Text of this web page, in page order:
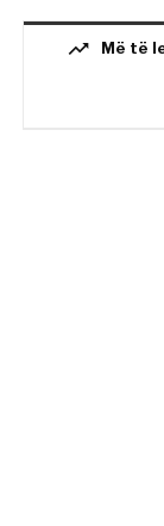
trending_up Më të